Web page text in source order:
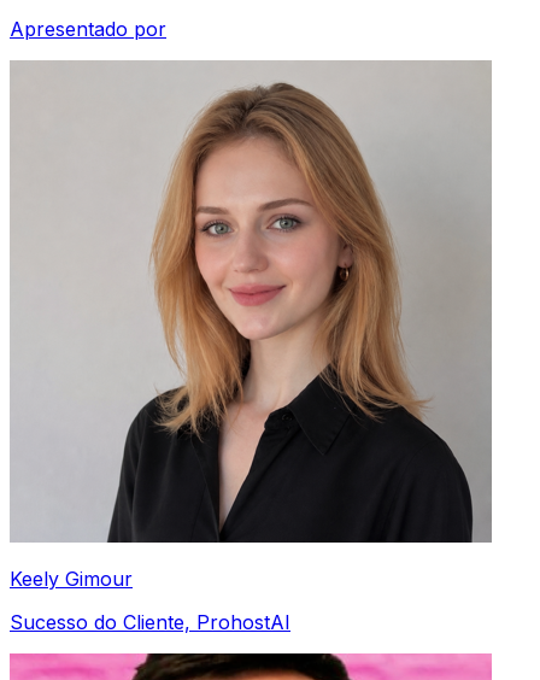
Apresentado por
Keely Gimour
Sucesso do Cliente, ProhostAI